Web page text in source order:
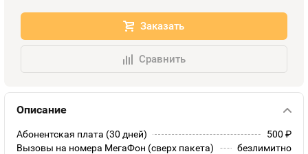
Заказать
Сравнить
Описание
Абонентская плата (30 дней) 500 руб.
Вызовы на номера МегаФон (сверх пакета)
безлимитно